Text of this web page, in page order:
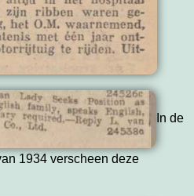
In de
1934 verscheen deze